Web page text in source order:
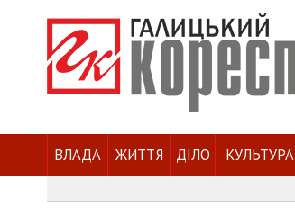
ВЛАДА ЖИТТЯ ДІЛО КУЛЬТУРА